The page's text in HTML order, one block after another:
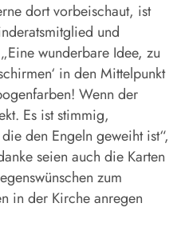
dort vorbeischaut, ist
und
wunderbare Idee, zu
in den Mittelpunkt
Wenn der
Es ist stimmig,
den Engeln geweiht ist“,
seien auch die Karten
zum
in der Kirche anregen